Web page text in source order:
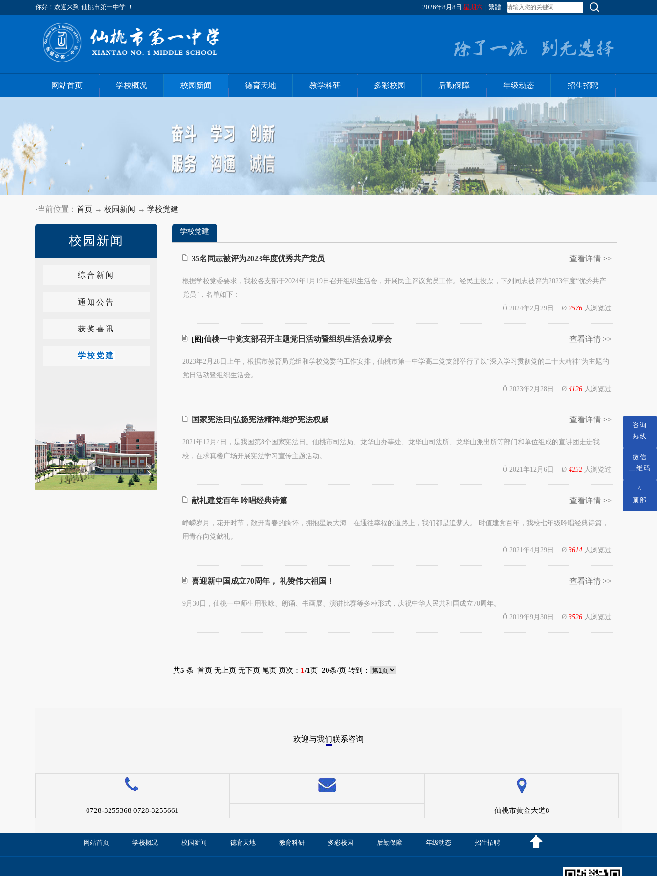
你好！欢迎来到 仙桃市第一中学 ！ 2026年8月8日 星期六 | 繁體
网站首页 学校概况 校园新闻 德育天地 教学科研 多彩校园 后勤保障 年级动态 招生招聘
·当前位置： 首页 → 校园新闻 → 学校党建
校园新闻
综合新闻
通知公告
获奖喜讯
学校党建
学校党建
35名同志被评为2023年度优秀共产党员 查看详情 >>
根据学校党委要求，我校各支部于2024年1月19日召开组织生活会，开展民主评议党员工作。经民主投票，下列同志被评为2023年度“优秀共产
党员”，名单如下：
Ö 2024年2月29日 Ø 2576 人浏览过
[图]仙桃一中党支部召开主题党日活动暨组织生活会观摩会 查看详情 >>
2023年2月28日上午，根据市教育局党组和学校党委的工作安排，仙桃市第一中学高二党支部举行了以“深入学习贯彻党的二十大精神”为主题的
党日活动暨组织生活会。
Ö 2023年2月28日 Ø 4126 人浏览过
国家宪法日|弘扬宪法精神,维护宪法权威 查看详情 >>
2021年12月4日，是我国第8个国家宪法日。仙桃市司法局、龙华山办事处、龙华山司法所、龙华山派出所等部门和单位组成的宣讲团走进我
校，在求真楼广场开展宪法学习宣传主题活动。
Ö 2021年12月6日 Ø 4252 人浏览过
献礼建党百年 吟唱经典诗篇 查看详情 >>
峥嵘岁月，花开时节，敞开青春的胸怀，拥抱星辰大海，在通往幸福的道路上，我们都是追梦人。 时值建党百年，我校七年级吟唱经典诗篇，
用青春向党献礼。
Ö 2021年4月29日 Ø 3614 人浏览过
喜迎新中国成立70周年， 礼赞伟大祖国！ 查看详情 >>
9月30日，仙桃一中师生用歌咏、朗诵、书画展、演讲比赛等多种形式，庆祝中华人民共和国成立70周年。
Ö 2019年9月30日 Ø 3526 人浏览过
共5 条 首页 无上页 无下页 尾页 页次： 1/1页 20条/页 转到：
欢迎与我们联系咨询
0728-3255368 0728-3255661 仙桃市黄金大道8
网站首页 学校概况 校园新闻 德育天地 教育科研 多彩校园 后勤保障 年级动态 招生招聘
咨询
热线
微信
二维码
^
顶部